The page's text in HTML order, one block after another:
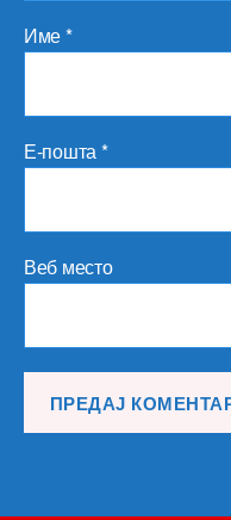
Име*
Е-пошта*
Веб место